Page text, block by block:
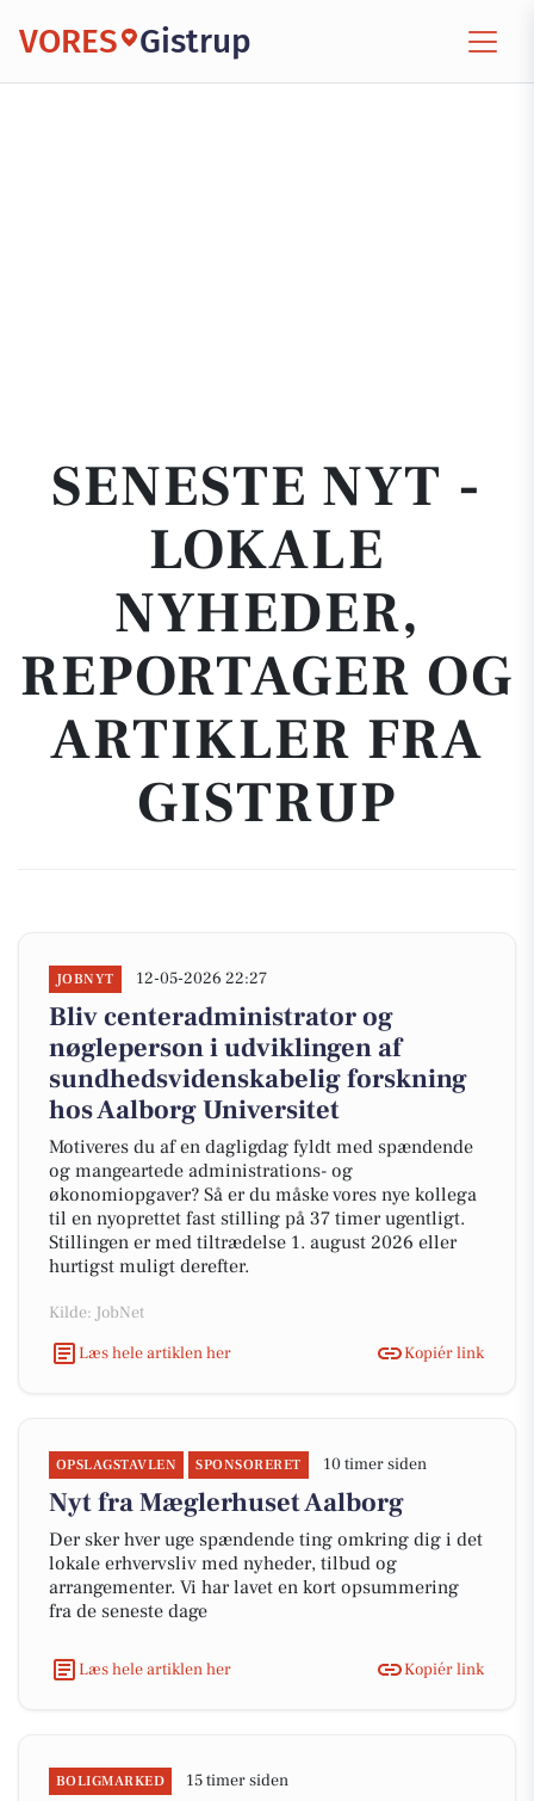
VORES Gistrup
SENESTE NYT -
LOKALE
NYHEDER,
REPORTAGER OG
ARTIKLER FRA
GISTRUP
JOBNYT 12-05-2026 22:27
Bliv centeradministrator og
nøgleperson i udviklingen af
sundhedsvidenskabelig forskning
hos Aalborg Universitet
Motiveres du af en dagligdag fyldt med spændende
og mangeartede administrations- og
økonomiopgaver? Så er du måske vores nye kollega
til en nyoprettet fast stilling på 37 timer ugentligt.
Stillingen er med tiltrædelse 1. august 2026 eller
hurtigst muligt derefter.
Kilde: JobNet
Læs hele artiklen her
Kopiér link
OPSLAGSTAVLEN SPONSORERET 10 timer siden
Nyt fra Mæglerhuset Aalborg
Der sker hver uge spændende ting omkring dig i det
lokale erhvervsliv med nyheder, tilbud og
arrangementer. Vi har lavet en kort opsummering
fra de seneste dage
Læs hele artiklen her Kopiér link
BOLIGMARKED 15 timer siden